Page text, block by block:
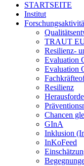
STARTSEITE
Institut
TRAUT
Resilienz-
Evaluation
Evaluation
Resilienz
Chancen
GInA
Inklusion
InKoFeed